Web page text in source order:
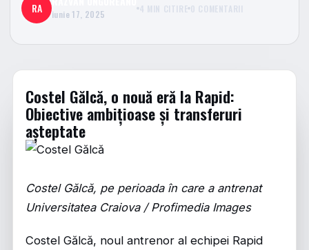
RA iunie 17, 2025 4 MIN CITIRE 0 COMENTARII
Costel Gălcă, o nouă eră la Rapid:
Obiective ambițioase și transferuri
așteptate
Costel Gălcă, pe perioada în care a antrenat
Universitatea Craiova / Profimedia Images
Costel Gălcă, noul antrenor al echipei Rapid